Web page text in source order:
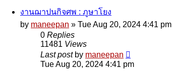
งานฌาปนกิจศพ : ภูษาโยง
by maneepan » Tue Aug 20, 2024 4:41 pm
0 Replies
11481 Views
Last post by maneepan
Tue Aug 20, 2024 4:41 pm